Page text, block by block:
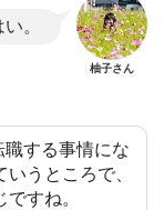
。
柚子さん
する事情にな
うところで、
すね。